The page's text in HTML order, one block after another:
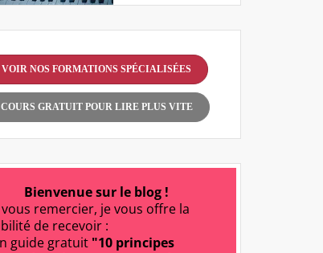
VOIR NOS FORMATIONS SPÉCIALISÉES
COURS GRATUIT POUR LIRE PLUS VITE